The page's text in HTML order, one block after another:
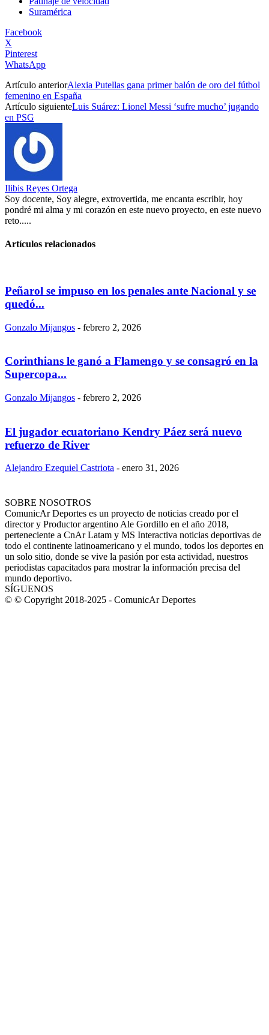
Suramérica
Facebook
X
Pinterest
WhatsApp
Artículo anteriorAlexia Putellas gana primer balón de oro del fútbol
femenino en España
Artículo siguienteLuis Suárez: Lionel Messi ‘sufre mucho’ jugando
en PSG
Ilibis Reyes Ortega
Soy docente, Soy alegre, extrovertida, me encanta escribir, hoy
pondré mi alma y mi corazón en este nuevo proyecto, en este nuevo
reto.....
Artículos relacionados
Peñarol se impuso en los penales ante Nacional y se
quedó...
Gonzalo Mijangos - febrero 2, 2026
Corinthians le ganó a Flamengo y se consagró en la
Supercopa...
Gonzalo Mijangos - febrero 2, 2026
El jugador ecuatoriano Kendry Páez será nuevo
refuerzo de River
Alejandro Ezequiel Castriota - enero 31, 2026
SOBRE NOSOTROS
ComunicAr Deportes es un proyecto de noticias creado por el
director y Productor argentino Ale Gordillo en el año 2018,
perteneciente a CnAr Latam y MS Interactiva noticias deportivas de
todo el continente latinoamericano y el mundo, todos los deportes en
un solo sitio, donde se vive la pasión por esta actividad, nuestros
periodistas capacitados para mostrar la información precisa del
mundo deportivo.
SÍGUENOS
© © Copyright 2018-2025 - ComunicAr Deportes